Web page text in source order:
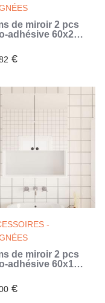
de miroir 2 pcs
adhésive 60x200
€
-
de miroir 2 pcs
adhésive 60x100
€